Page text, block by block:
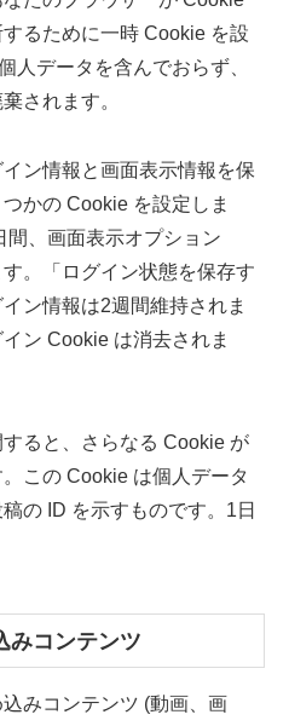
るために一時 Cookie を設
人データを含んでおらず、
されます。
ン情報と画面表示情報を保
かの Cookie を設定しま
、画面表示オプション
。「ログイン状態を保存す
ン情報は2週間維持されま
ン Cookie は消去されま
ると、さらなる Cookie が
この Cookie は個人データ
の ID を示すものです。1日
みコンテンツ
みコンテンツ (動画、画